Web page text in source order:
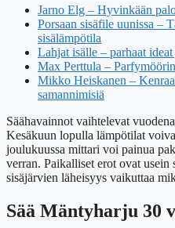
Jarno Elg – Hyvinkään
Porsaan sisäfile uunissa –
sisälämpötila
Lahjat isälle – parhaat
Max Perttula –
Mikko Heiskanen –
samannimisiä
Säähavainnot vaihtelevat
Kesäkuun lopulla lämpötilat
joulukuussa mittari voi painua
verran. Paikalliset erot ovat
sisäjärvien läheisyys vaikuttaa
Sää Mäntyharju 30